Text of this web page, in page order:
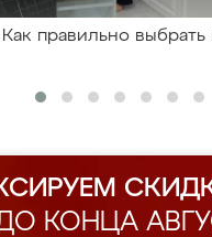
Как правильно выбрать
КОНЦА